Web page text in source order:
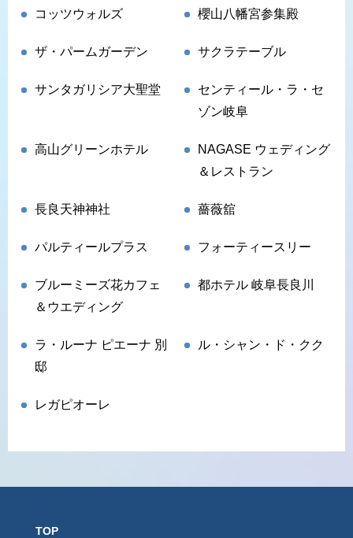
コッツウォルズ 櫻山八幡宮参集殿
ザ・パームガーデン サクラテーブル
サンタガリシア大聖堂
センティール・ラ・セ
ゾン岐阜
高山グリーンホテル
NAGASE ウェディング
＆レストラン
長良天神神社 薔薇舘
パルティールプラス フォーティースリー
ブルーミーズ花カフェ
＆ウエディング
都ホテル 岐阜長良川
ラ・ルーナ ピエーナ 別
邸
ル・シャン・ド・クク
レガピオーレ
TOP